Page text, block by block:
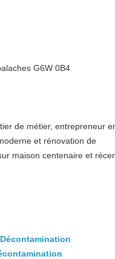
G6W 0B4
de métier, entrepreneur
et rénovation de
maison centenaire et